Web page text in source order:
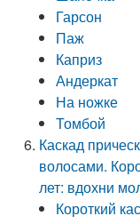
Гарсон
Паж
Каприз
Андеркат
На ножке
Томбой
Каскад
волосами.
лет: вдохни
Короткий